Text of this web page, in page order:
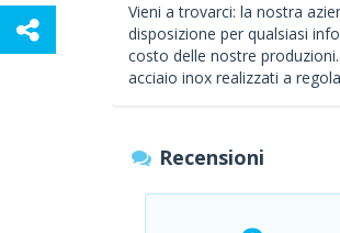
Vieni a trovarci: la nostra
disposizione per qualsiasi
costo delle nostre
acciaio inox realizzati a regola
Recensioni